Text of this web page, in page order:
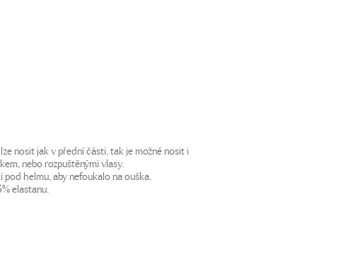
nosit jak v přední části, tak je možné nosit i
nebo rozpuštěnými vlasy.
helmu, aby nefoukalo na ouška.
elastanu.